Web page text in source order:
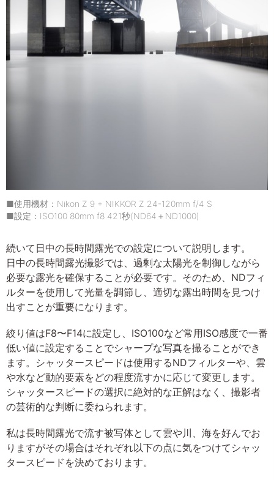
■使用機材：Nikon Z 9 + NIKKOR Z 24-120mm f/4 S
■設定：ISO100 80mm f8 421秒(ND64＋ND1000)
続いて日中の長時間露光での設定について説明します。
日中の長時間露光撮影では、過剰な太陽光を制御しながら
必要な露光を確保することが必要です。そのため、NDフィ
ルターを使用して光量を調節し、適切な露出時間を見つけ
出すことが重要になります。
絞り値はF8〜F14に設定し、ISO100など常用ISO感度で一番
低い値に設定することでシャープな写真を撮ることができ
ます。シャッタースピードは使用するNDフィルターや、雲
や水など動的要素をどの程度流すかに応じて変更します。
シャッタースピードの選択に絶対的な正解はなく、撮影者
の芸術的な判断に委ねられます。
私は長時間露光で流す被写体として雲や川、海を好んでお
りますがその場合はそれぞれ以下の点に気をつけてシャッ
タースピードを決めております。